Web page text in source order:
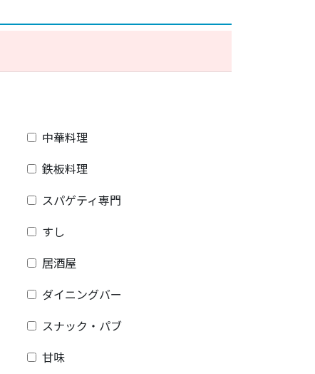
中華料理
鉄板料理
スパゲティ専門
すし
居酒屋
ダイニングバー
スナック・パブ
甘味